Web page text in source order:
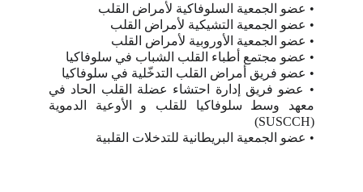
• عضو الجمعية السلوفاكية لأمراض القلب
• عضو الجمعية التشيكية لأمراض القلب
• عضو الجمعية الأوروبية لأمراض القلب
• عضو مجتمع أطباء القلب الشباب في سلوفاكيا
• عضو فريق أمراض القلب التدخّلية في سلوفاكيا
• عضو فريق إدارة احتشاء عضلة القلب الحاد في
معهد وسط سلوفاكيا للقلب و الأوعية الدموية
(SUSCCH)
• عضو الجمعية البريطانية للتدخلات القلبية